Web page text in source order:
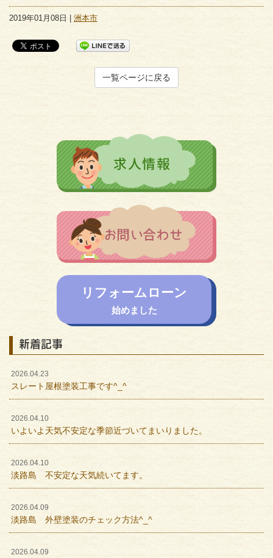
2019年01月08日 |洲本市
一覧ページに戻る
リフォームローン
始めました
新着記事
2026.04.23
スレート屋根塗装工事です^_^
2026.04.10
いよいよ天気不安定な季節近づいてまいりました。
2026.04.10
淡路島 不安定な天気続いてます。
2026.04.09
淡路島 外壁塗装のチェック方法^_^
2026.04.09